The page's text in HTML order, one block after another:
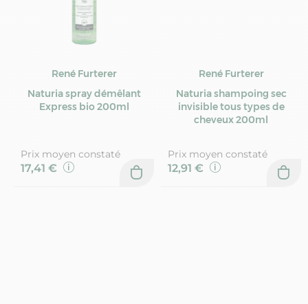
René Furterer
Naturia spray démêlant
Express bio 200ml
Prix moyen constaté
17,41 €
René Furterer
Naturia shampoing sec
invisible tous types de
cheveux 200ml
Prix moyen constaté
12,91 €